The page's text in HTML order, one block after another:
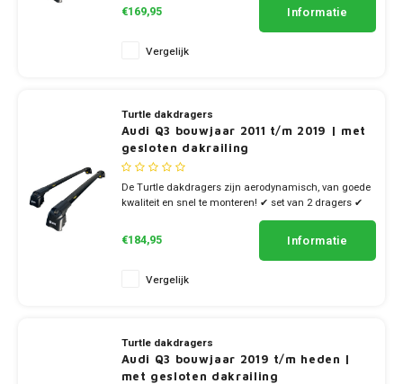
€169,95 Informatie
Vergelijk
Turtle dakdragers
Audi Q3 bouwjaar 2011 t/m 2019 | met
gesloten dakrailing
De Turtle dakdragers zijn aerodynamisch, van goede
kwaliteit en snel te monteren! ✔ set van 2 dragers ✔
€184,95 Informatie
Vergelijk
Turtle dakdragers
Audi Q3 bouwjaar 2019 t/m heden |
met gesloten dakrailing